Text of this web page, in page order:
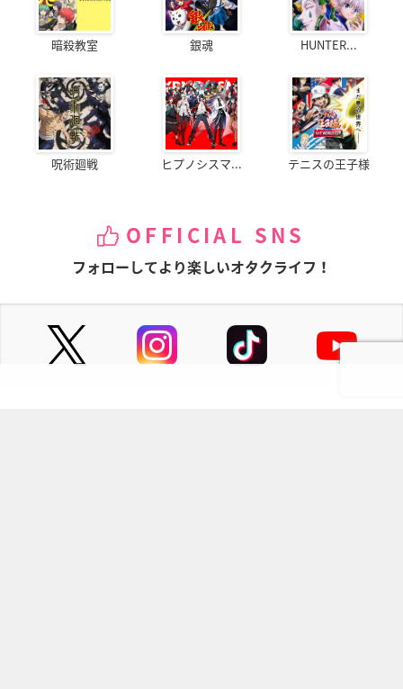
暗殺教室 銀魂 HUNTER...
呪術廻戦 ヒプノシスマ... テニスの王子様
OFFICIAL SNS
フォローしてより楽しいオタクライフ！